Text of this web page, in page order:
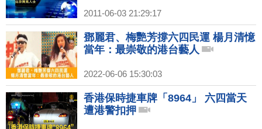
2011-06-03 21:29:17
鄧麗君、梅艷芳撐六四民運 楊月清憶
當年：最崇敬的港台藝人
2022-06-06 15:30:03
香港保時捷車牌「8964」 六四當天
遭港警扣押